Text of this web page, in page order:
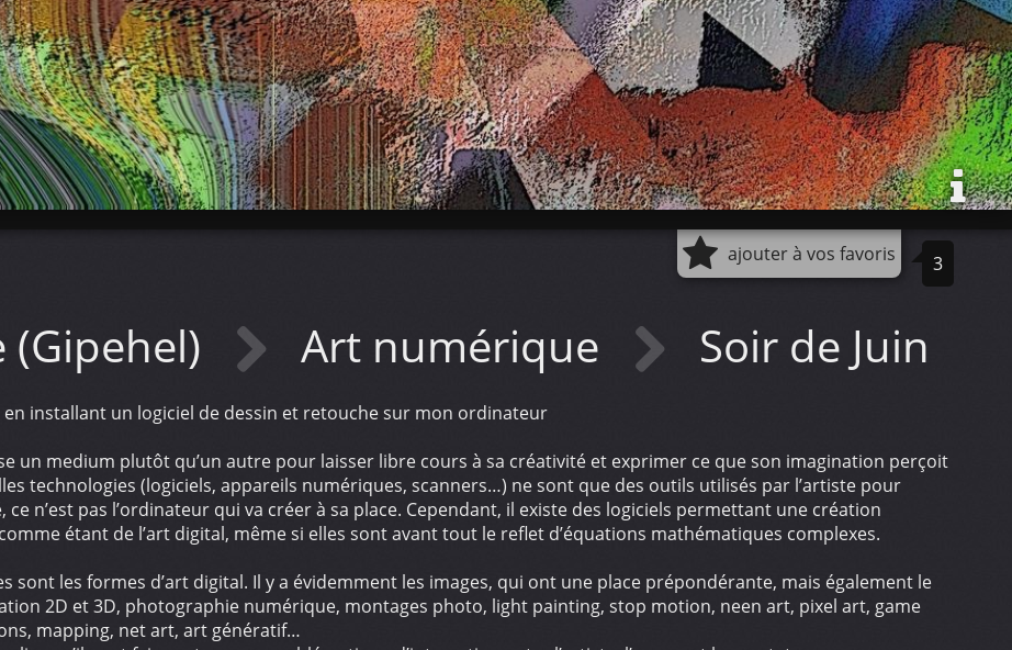
ajouter à vos favoris 3
(Gipehel) Art numérique Soir de Juin
installant un logiciel de dessin et retouche sur mon ordinateur
un medium plutôt qu’un autre pour laisser libre cours à sa créativité et exprimer ce que son imagination perçoit
technologies (logiciels, appareils numériques, scanners…) ne sont que des outils utilisés par l’artiste pour
ce n’est pas l’ordinateur qui va créer à sa place. Cependant, il existe des logiciels permettant une création
étant de l’art digital, même si elles sont avant tout le reflet d’équations mathématiques complexes.
sont les formes d’art digital. Il y a évidemment les images, qui ont une place prépondérante, mais également le
2D et 3D, photographie numérique, montages photo, light painting, stop motion, neen art, pixel art, game
mapping, net art, art génératif…